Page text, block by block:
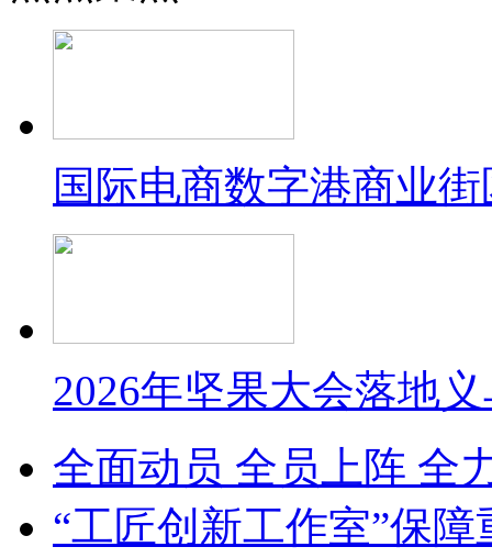
国际电商数字港商业
2026年坚果大会落地
全面动员 全员上阵 全
“工匠创新工作室”保